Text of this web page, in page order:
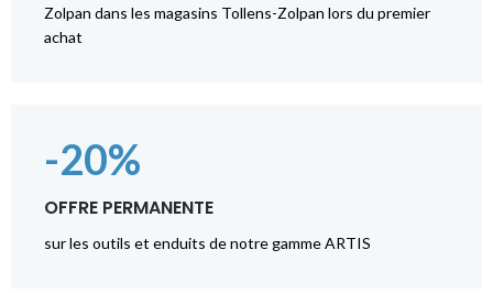
Zolpan dans les magasins Tollens-Zolpan lors du premier
achat
-20%
OFFRE PERMANENTE
sur les outils et enduits de notre gamme ARTIS